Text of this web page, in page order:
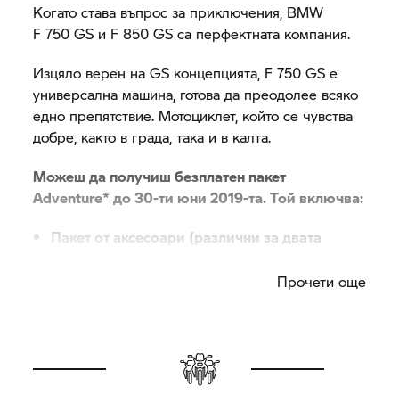
Когато става въпрос за приключения, BMW
F 750 GS и F 850 GS са перфектната компания.
Изцяло верен на GS концепцията, F 750 GS е
универсална машина, готова да преодолее всяко
едно препятствие. Мотоциклет, който се чувства
добре, както в града, така и в калта.
Можеш да получиш безплатен пакет
Adventure* до 30-ти юни 2019-та. Той включва:
Пакет от аксесоари (различни за двата
Прочети още